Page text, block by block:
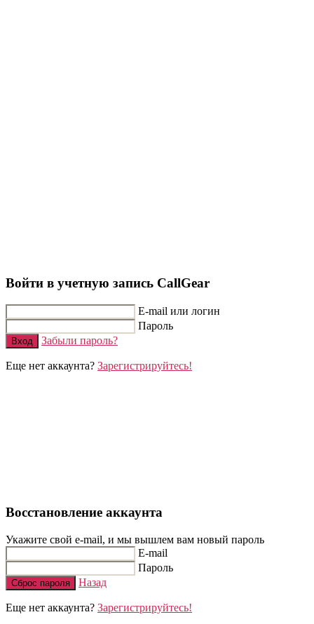
Войти в учетную запись CallGear
E-mail или логин
Пароль
Вход Забыли пароль?
Еще нет аккаунта? Зарегистрируйтесь!
Восстановление аккаунта
Укажите свой e-mail, и мы вышлем вам новый пароль
E-mail
Пароль
Сброс пароля Назад
Еще нет аккаунта? Зарегистрируйтесь!